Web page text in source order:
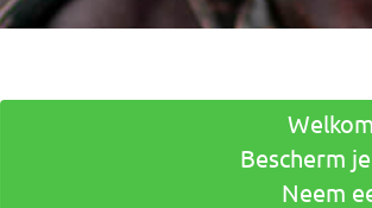
Bescherm
Neem